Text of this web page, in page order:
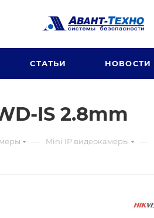
СТАТЬИ НОВОСТИ
IS 2.8mm
— Mini IP видеокамеры —